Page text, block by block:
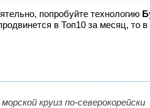
попробуйте технологию
в Топ10 за месяц, то в
круиз по-северокорейски